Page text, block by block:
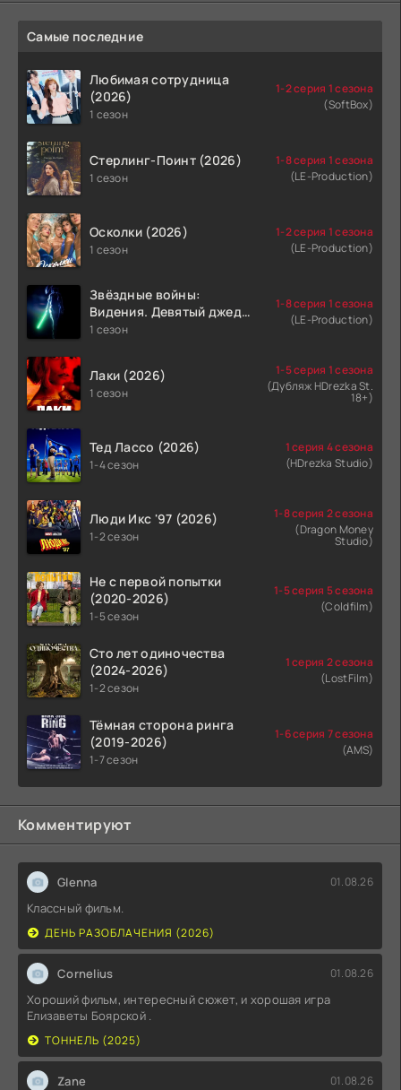
Самые последние
Любимая сотрудница
(2026)
1 сезон
1-2 серия 1 сезона
(SoftBox)
Стерлинг-Поинт (2026)
1 сезон
1-8 серия 1 сезона
(LE-Production)
Осколки (2026)
1 сезон
1-2 серия 1 сезона
(LE-Production)
Звёздные войны:
Видения. Девятый джедай
(2026)
1 сезон
1-8 серия 1 сезона
(LE-Production)
Лаки (2026)
1 сезон
1-5 серия 1 сезона
(Дубляж HDrezka St.
18+)
Тед Лассо (2026)
1-4 сезон
1 серия 4 сезона
(HDrezka Studio)
Люди Икс '97 (2026)
1-2 сезон
1-8 серия 2 сезона
(Dragon Money
Studio)
Не с первой попытки
(2020-2026)
1-5 сезон
1-5 серия 5 сезона
(Coldfilm)
Сто лет одиночества
(2024-2026)
1-2 сезон
1 серия 2 сезона
(LostFilm)
Тёмная сторона ринга
(2019-2026)
1-7 сезон
1-6 серия 7 сезона
(AMS)
Комментируют
Glenna 01.08.26
Классный фильм.
ДЕНЬ РАЗОБЛАЧЕНИЯ (2026)
Cornelius 01.08.26
Хороший фильм, интересный сюжет, и хорошая игра
Елизаветы Боярской .
ТОННЕЛЬ (2025)
Zane 01.08.26